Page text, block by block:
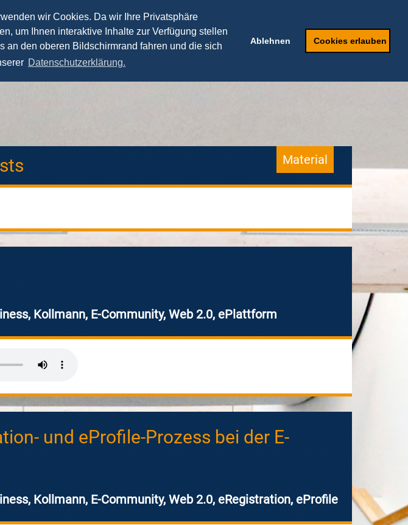
wir Cookies. Da wir Ihre Privatsphäre
um Ihnen interaktive Inhalte zur Verfügung stellen
an den oberen Bildschirmrand fahren und die sich
Datenschutzerklärung.
Ablehnen Cookies erlauben
Seminare Fernstudium Speaker Anfragen
Material
Kollmann, E-Community, Web 2.0, ePlattform
und eProfile-Prozess bei der E-
Kollmann, E-Community, Web 2.0, eRegistration, eProfile